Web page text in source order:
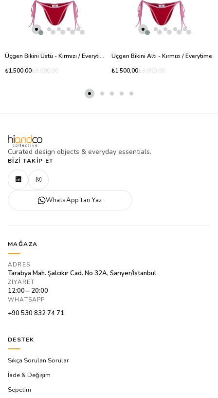
Üçgen Bikini Üstü - Kırmızı / Everytime
₺1.500,00₺3.000,00
Üçgen Bikini Altı - Kırmızı / Everytime
₺1.500,00₺3.000,00
Curated design objects & everyday essentials.
BIZI TAKIP ET
WhatsApp’tan Yaz
MAĞAZA
ADRES
Tarabya Mah. Şalcıkır Cad. No 32A, Sarıyer/İstanbul
ZIYARET
12:00 – 20:00
WHATSAPP
+90 530 832 74 71
DESTEK
Sıkça Sorulan Sorular
İade & Değişim
Sepetim